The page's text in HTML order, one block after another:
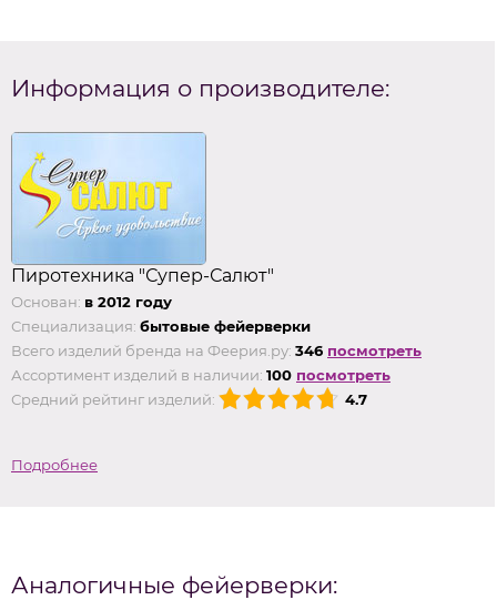
Информация о производителе:
Пиротехника "Супер-Салют"
Основан: в 2012 году
Специализация: бытовые фейерверки
Всего изделий бренда на Феерия.ру: 346 посмотреть
Ассортимент изделий в наличии: 100 посмотреть
Средний рейтинг изделий:
4.7
Подробнее
Аналогичные фейерверки: